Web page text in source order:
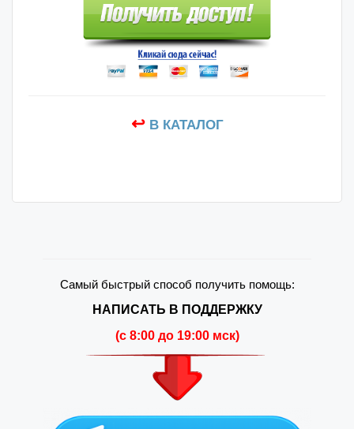
↩В КАТАЛОГ
Самый быстрый способ получить помощь:
НАПИСАТЬ В ПОДДЕРЖКУ
(c 8:00 до 19:00 мск)